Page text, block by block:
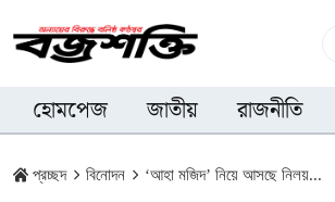
হোমপেজ জাতীয় রাজনীতি
প্রচ্ছদ বিনোদন ‘আহা মজিদ’ নিয়ে আসছে নিলয়...